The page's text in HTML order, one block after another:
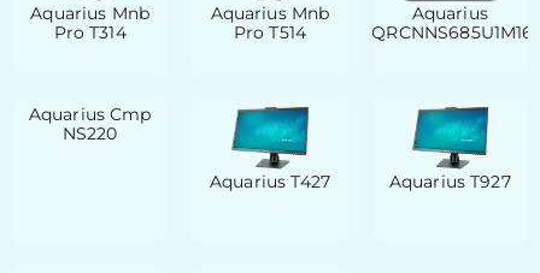
Aquarius Mnb
Pro T314
Aquarius Mnb
Pro T514
Aquarius
Aquarius Cmp
NS220
Aquarius T427 Aquarius T927